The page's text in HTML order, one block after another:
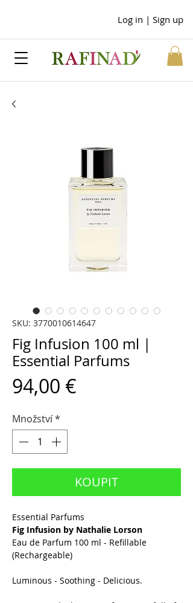
Log in | Sign up
SKU: 3770010614647
Fig Infusion 100 ml |
Essential Parfums
94,00 €
Množství*
KOUPIT
Essential Parfums
Fig Infusion by Nathalie Lorson
Eau de Parfum 100 ml - Refillable
(Rechargeable)
Luminous - Soothing - Delicious.